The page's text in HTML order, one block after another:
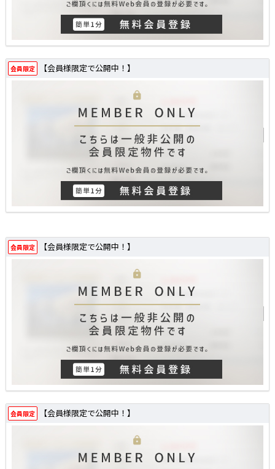
会員限定 【会員様限定で公開中！】
会員限定 【会員様限定で公開中！】
会員限定 【会員様限定で公開中！】